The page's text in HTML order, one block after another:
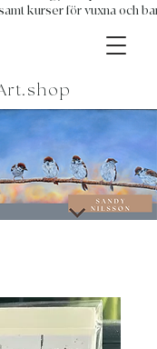
kurser för vuxna och